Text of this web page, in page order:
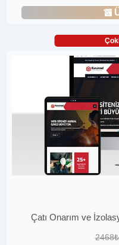
Çatı Onarım ve
2468₺